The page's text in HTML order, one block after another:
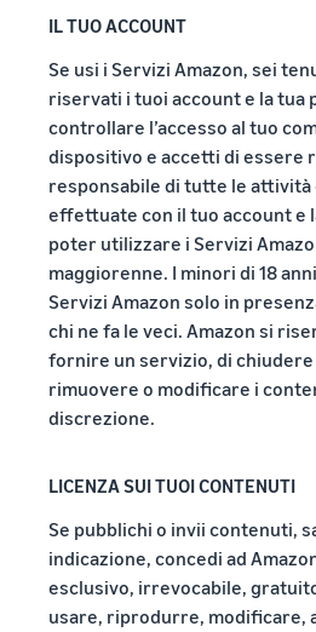
IL TUO ACCOUNT
Se usi i Servizi Amazon, sei
riservati i tuoi account e la tua
controllare l’accesso al tuo
dispositivo e accetti di essere
responsabile di tutte le attività
effettuate con il tuo account e
poter utilizzare i Servizi
maggiorenne. I minori di 18
Servizi Amazon solo in
chi ne fa le veci. Amazon si
fornire un servizio, di chiudere
rimuovere o modificare i
discrezione.
LICENZA SUI TUOI CONTENUTI
Se pubblichi o invii contenuti,
indicazione, concedi ad
esclusivo, irrevocabile,
usare, riprodurre, modificare,